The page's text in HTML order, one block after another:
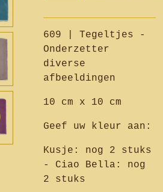
609 | Tegeltjes -
Onderzetter
diverse
afbeeldingen
10 cm x 10 cm
Geef uw kleur aan:
Kusje: nog 2 stuks
- Ciao Bella: nog
2 stuks